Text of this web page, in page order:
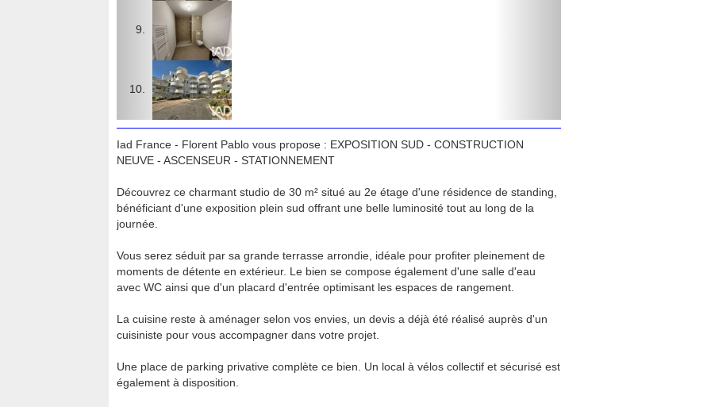
Iad France - Florent Pablo vous propose : EXPOSITION SUD - CONSTRUCTION
NEUVE - ASCENSEUR - STATIONNEMENT
Découvrez ce charmant studio de 30 m² situé au 2e étage d'une résidence de standing,
bénéficiant d'une exposition plein sud offrant une belle luminosité tout au long de la
journée.
Vous serez séduit par sa grande terrasse arrondie, idéale pour profiter pleinement de
moments de détente en extérieur. Le bien se compose également d'une salle d'eau
avec WC ainsi que d'un placard d'entrée optimisant les espaces de rangement.
La cuisine reste à aménager selon vos envies, un devis a déjà été réalisé auprès d'un
cuisiniste pour vous accompagner dans votre projet.
Une place de parking privative complète ce bien. Un local à vélos collectif et sécurisé est
également à disposition.